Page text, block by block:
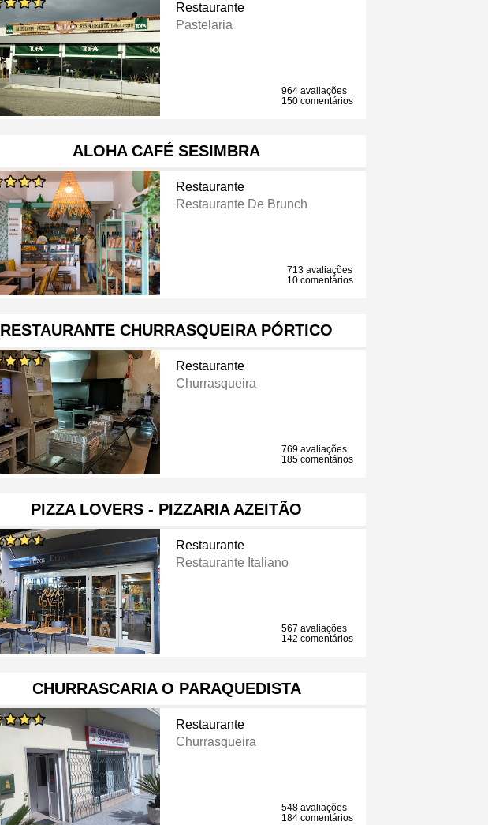
Restaurante
Pastelaria
964 avaliações
150 comentários
ALOHA CAFÉ SESIMBRA
Restaurante
Restaurante De Brunch
713 avaliações
10 comentários
RESTAURANTE CHURRASQUEIRA PÓRTICO
Restaurante
Churrasqueira
769 avaliações
185 comentários
PIZZA LOVERS - PIZZARIA AZEITÃO
Restaurante
Restaurante Italiano
567 avaliações
142 comentários
CHURRASCARIA O PARAQUEDISTA
Restaurante
Churrasqueira
548 avaliações
184 comentários